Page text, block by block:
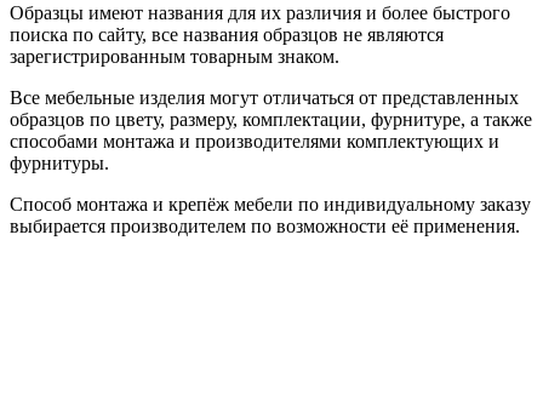
Образцы имеют названия для их различия и более быстрого
поиска по сайту, все названия образцов не являются
зарегистрированным товарным знаком.
Все мебельные изделия могут отличаться от представленных
образцов по цвету, размеру, комплектации, фурнитуре, а также
способами монтажа и производителями комплектующих и
фурнитуры.
Способ монтажа и крепёж мебели по индивидуальному заказу
выбирается производителем по возможности её применения.